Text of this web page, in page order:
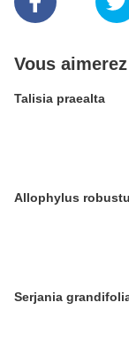
Vous
Talisia praealta
Allophylus
Serjania